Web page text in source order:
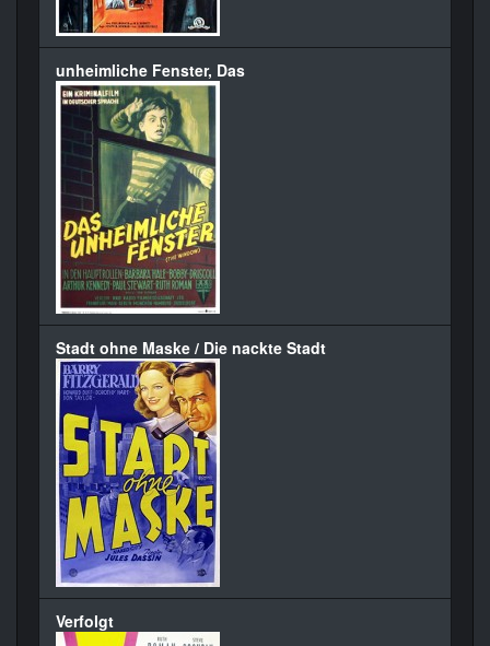
unheimliche Fenster, Das
Stadt ohne Maske / Die nackte Stadt
Verfolgt